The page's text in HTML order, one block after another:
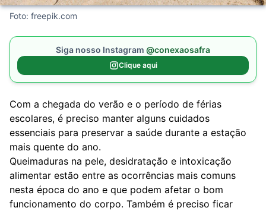
Foto: freepik.com
Siga nosso Instagram @conexaosafra
Clique aqui
Com a chegada do verão e o período de férias
escolares, é preciso manter alguns cuidados
essenciais para preservar a saúde durante a estação
mais quente do ano.
Queimaduras na pele, desidratação e intoxicação
alimentar estão entre as ocorrências mais comuns
nesta época do ano e que podem afetar o bom
funcionamento do corpo. Também é preciso ficar